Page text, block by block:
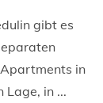
gibt es
in
Lage, in ...